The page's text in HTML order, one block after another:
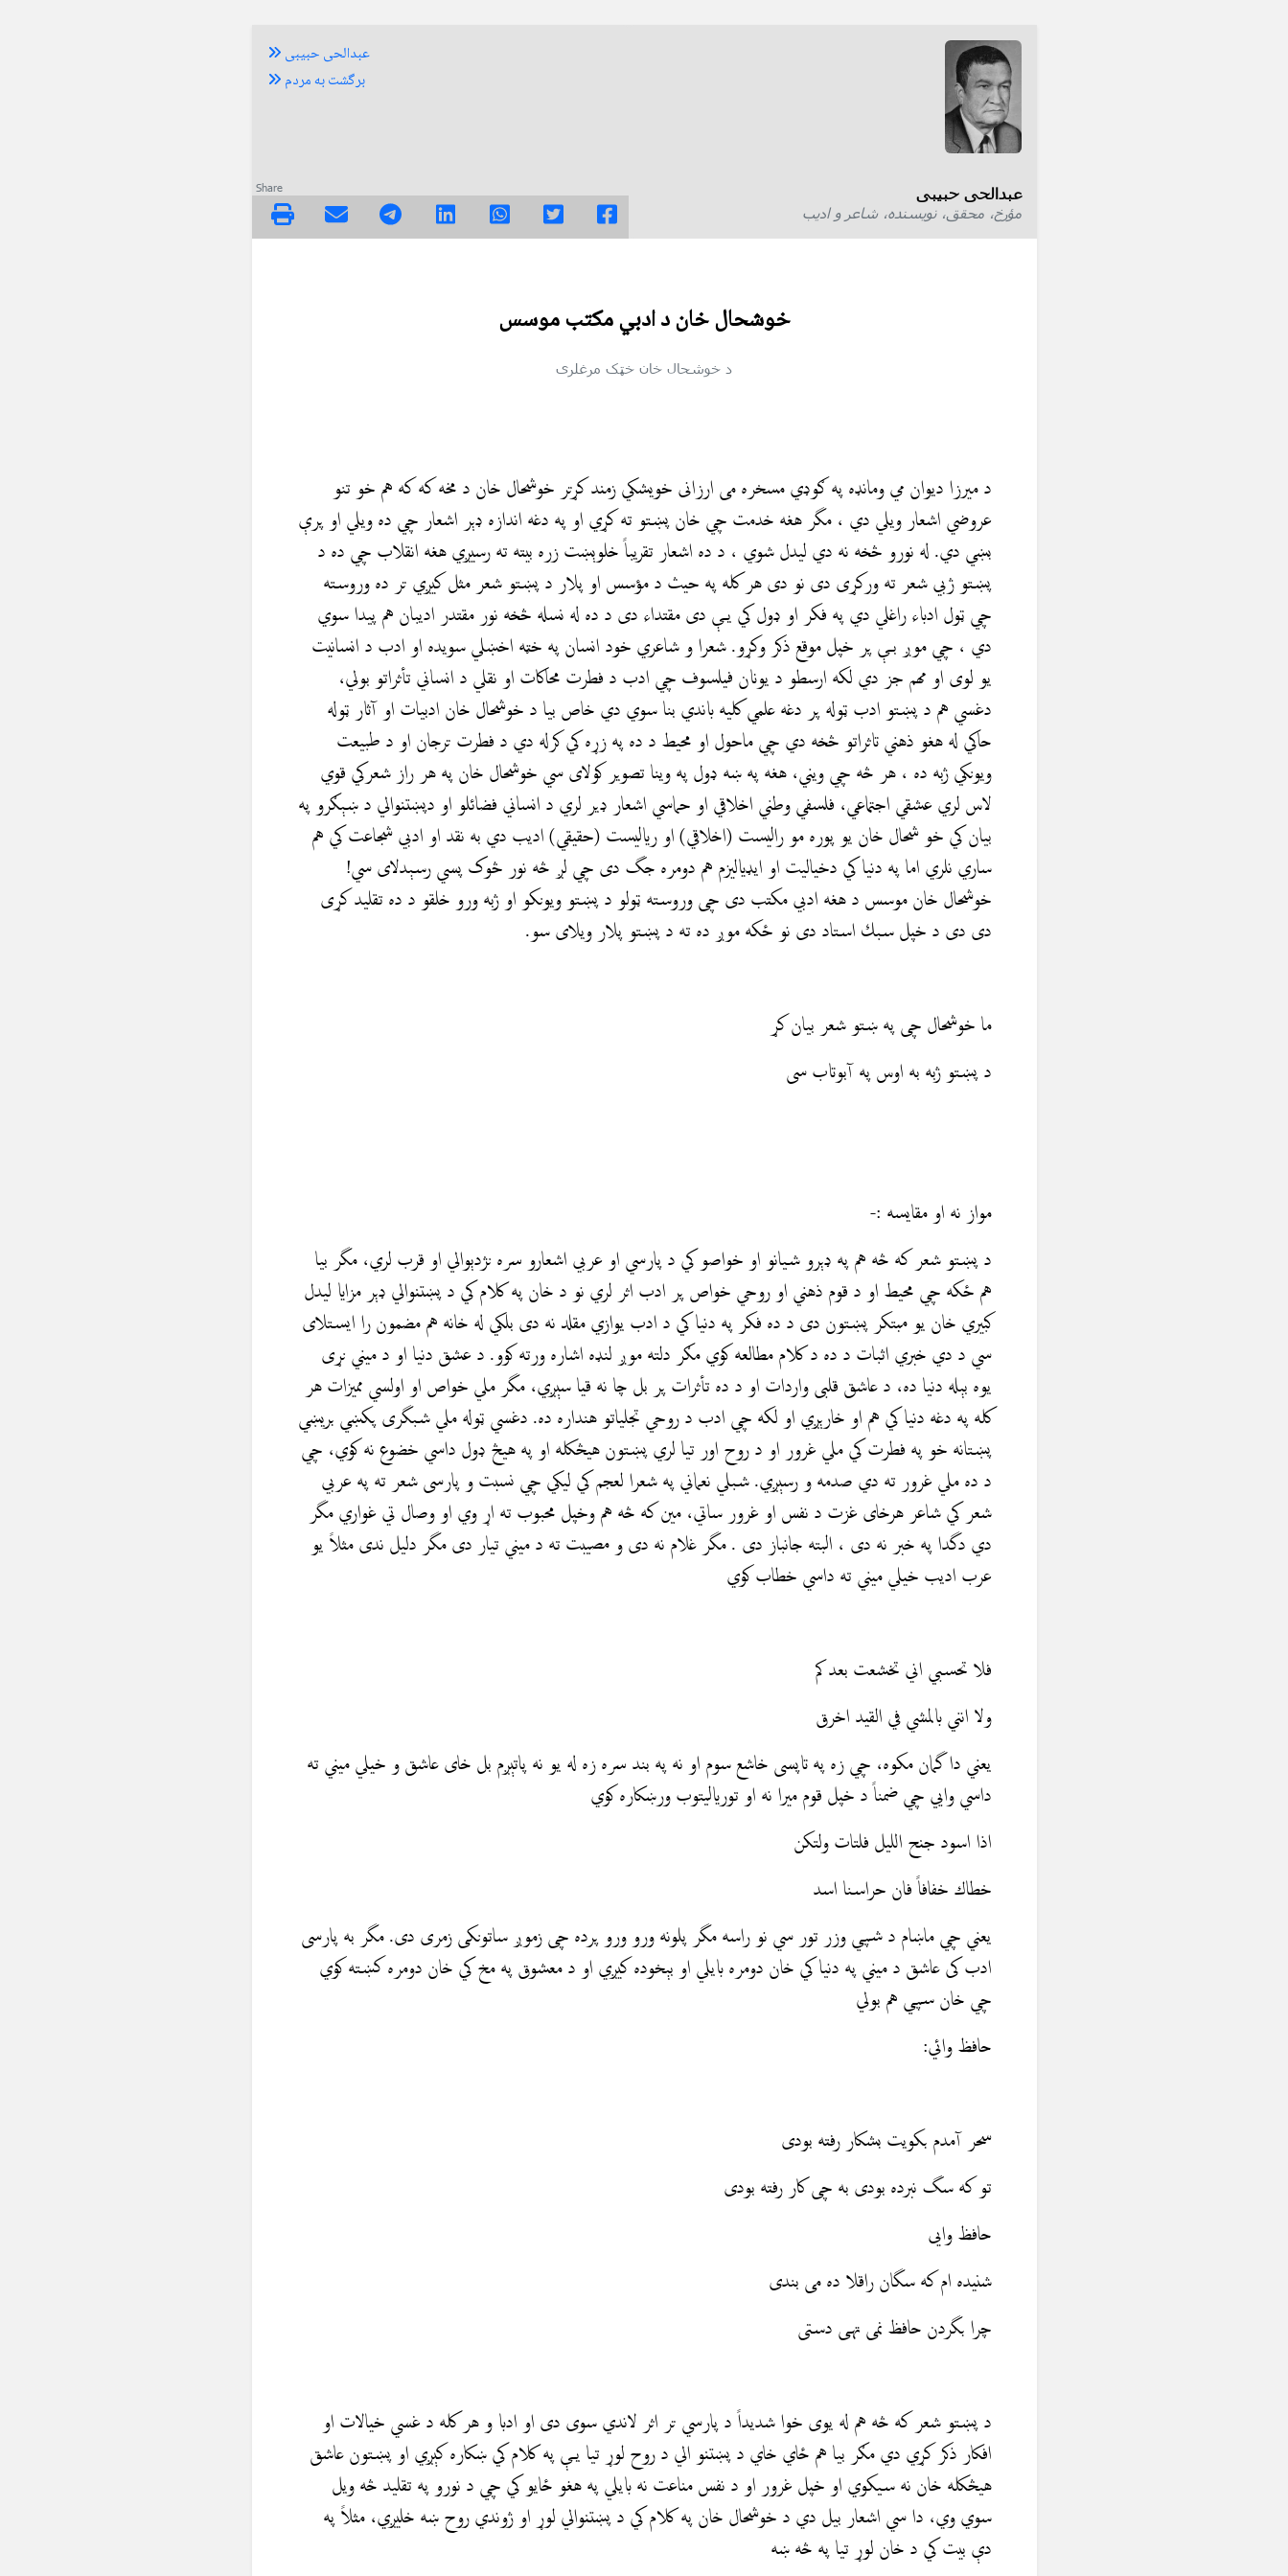
عبدالحی حبیبی
مؤرخ، محقق، نویسنده، شاعر و ادیب
عبدالحی حبیبی
برگشت به مردم
Share
خوشحال خان د ادبي مكتب موسس
د خوشحال خان خټک مرغلری
د میرزا ديوان مي ومانډه په ګوډي مسخره می ارزانی خویشکي زمند کړتر خوشحال خان د مخه که که هم خو تنو
عروضي اشعار ويلي دي ، مگر هغه خدمت چي خان پښتو ته کړي او په دغه اندازه ډېر اشعار چي ده ويلي او پرې
بښي دي. له نورو څخه نه دي ليدل شوي ، د ده اشعار تقریباً خلوېښت زره بيته ته رسيږي هغه انقلاب چي ده د
پښتو ژبي شعر ته ورکړی دی نو دی هر کله په حيث د مؤسس او پلار د پښتو شعر مثل كيږي تر ده وروسته
چي ټول ادباء راغلي دي په فکر او ډول کي يې دى مقتداء دى د ده له نسله څخه نور مقتدر ادیبان هم پیدا سوي
دي ، چي موږ بې پر خپل موقع ذكر وكړو. شعرا و شاعري خود انسان په خټه اخښلي سويده او ادب د انسانيت
يو لوی او مهم جز دي لكه ارسطو د يونان فيلسوف چي ادب د فطرت محاكات او نقلي د انساني تأثراتو بولي،
دغسي هم د پښتو ادب ټوله پر دغه علمي كليه باندي بنا سوي دي خاص بيا د خوشحال خان ادبیات او آثار ټوله
حاكي له هغو ذهني تاثراتو څخه دي چي ماحول او محیط د ده په زړه کي كرله دي د فطرت ترجان او د طبیعت
ویونکي ژبه ده ، هر څه چي ويني، هغه په ښه ډول په وینا تصویر کولای سي خوشحال خان په هر راز شعركي قوي
لاس لري عشقي اجتماعي، فلسفي وطني اخلاقي او حماسي اشعار ډیر لري د انساني فضائلو او دپښتنوالي د ښېګرو په
بيان کي خو شحال خان یو پوره مو راليست (اخلاقي) او رياليست (حقيقي) اديب دي به نقد او ادبي شجاعت کي هم
ساري نلري اما په دنيا کي دخياليت او ایډیالیزم هم دومره جگ دی چي لږ څه نور څوک پسي رسېدلای سي!
خوشحال خان موسس د هغه ادبي مکتب دی چی وروسته ټولو د پښتو ویونکو او ژبه ورو خلقو د ده تقلید کړی
دی دی د خپل سبك استاد دی نو ځکه موږ ده ته د پښتو پلار ویلای سو.
ما خوشحال چی په ښتو شعر بیان کړ
د پښتو ژبه به اوس په آبوتاب سی
مواز نه او مقایسه :-
د پښتو شعر که څه هم په ډېرو شیانو او خواصو کي د پارسي او عربي اشعارو سره نژدېوالي او قرب لري، مگر بيا
هم ځکه چي محيط او د قوم ذهني او روحي خواص پر ادب اثر لري نو د خان په کلام کي د پښتنوالي ډېر مزايا ليدل
كبيري خان يو مبتکر پښتون دی د ده فکر په دنيا کي د ادب يوازي مقلد نه دى بلكي له خانه هم مضمون را ایستلای
سي د دي خبري اثبات د ده د کلام مطالعه کوي مګر دلته موږ لنډه اشاره ورته کوو. د عشق دنیا او د ميني نړی
يوه بېله دنیا ده، د عاشق قلبی واردات او د ده تأثرات پر بل چا نه قيا سېږي، مگر ملي خواص او اولسي مميزات هر
کله په دغه دنيا کي هم او خارېږي او لکه چي ادب د روحي تجلياتو هنداره ده. دغسي ټوله ملي شبگری پکښي بريښي
پښتانه خو په فطرت کي ملي غرور او د روح اور تیا لري پښتون هیڅکله او په هیڅ ډول داسي خضوع نه کوي، چي
د ده ملي غرور ته دي صدمه و رسېږي. شبلي نعماني په شعرا لعجم كي ليكي چي نسبت و پارسی شعر ته په عربي
شعر کي شاعر هرخای غزت د نفس او غرور ساتي، مین که څه هم وخپل محبوب ته اړ وي او وصال تي غواري مگر
دي دگدا په خبر نه دی ، البته جانباز دی . مگر غلام نه دی و مصيبت ته د ميني تیار دی مگر دلیل ندی مثلاً يو
عرب اديب خيلي ميني ته داسي خطاب كوي
فلا تحسبي اني تخشعت بعد كم
ولا انني بالمشي في القيد اخرق
يعني دا گمان مكوه، چي زه په تاپسی خاشع سوم او نه په بند سره زه له يو نه پاتېږم بل خای عاشق و خيلي ميني ته
داسي وایي چي ضمناً د خپل قوم میرا نه او تورياليتوب ورښکاره کوي
اذا اسود جنح الليل فلتات ولتكن
خطاك خفافاً فان حراسنا اسد
يعني چي ماښام د شپي وزر تور سي نو راسه مگر پلونه ورو ورو پرده چی زموږ ساتونکی زمری دی. مگر به پارسی
ادب کی عاشق د میني په دنيا کي خان دومره بايلي او بېخوده کيږي او د معشوق په مخ کي خان دومره کښته کوي
چي خان سپي هم بولي
حافظ وائي:
سحر آمدم بكويت بشکار رفته بودی
تو که سگ نبرده بودی به چی کار رفته بودی
حافظ وایی
شنیده ام که سگان راقلا ده می بندی
چرا بگردن حافظ نمی تهی دستی
د پښتو شعر که څه هم له یوی خوا شديداً د پارسي تر اثر لاندي سوى دى او ادبا و هر کله د غسي خيالات او
افكار ذكر كړي دي مګر بیا هم ځاي خاي د پښتنو الي د روح لوړ تيا يې په کلام کي ښکاره کېږي او پښتون عاشق
هيڅکله خان نه سيكوي او خپل غرور او د نفس مناعت نه بايلي په هغو ځايو کي چي د نورو په تقلید څه ويل
سوي وي، دا سي اشعار بيل دي د خوشحال خان په کلام کي د پښتنوالي لوړ او ژوندي روح ښه خليږي، مثلاً په
دې بيت کي د خان لوړ تيا په څه ښه